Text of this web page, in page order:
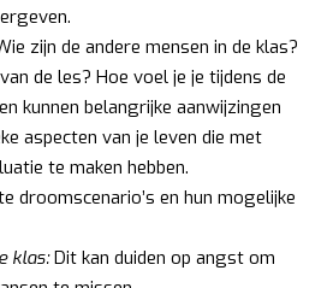
zijn de andere mensen in de klas?
de les? Hoe voel je je tijdens de
kunnen belangrijke aanwijzingen
aspecten van je leven die met
te maken hebben.
droomscenario’s en hun mogelijke
klas:Dit kan duiden op angst om